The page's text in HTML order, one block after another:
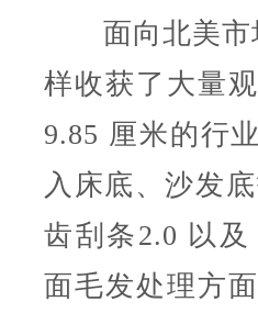
面向北美市
样收获了大量
9.85 厘米的行
入床底、沙发
齿刮条2.0 以及
面毛发处理方